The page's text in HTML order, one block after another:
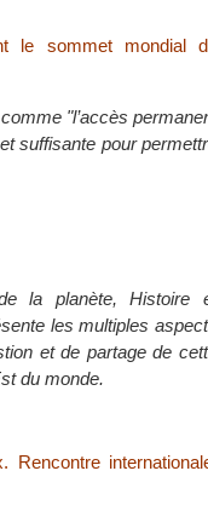
le sommet mondial
"l’accès
suffisante pour
la planète, Histoire
les multiples
et de partage de
du monde.